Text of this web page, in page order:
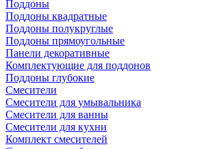
Поддоны
Поддоны квадратные
Поддоны полукруглые
Поддоны прямоугольные
Панели декоративные
Комплектующие для поддонов
Поддоны глубокие
Смесители
Смесители для умывальника
Смесители для ванны
Смесители для кухни
Комплект смесителей